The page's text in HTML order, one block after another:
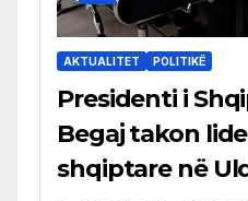
AKTUALITET POLITIKË
Presidenti i
Begaj takon
shqiptare në